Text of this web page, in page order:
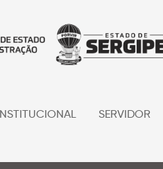
INSTITUCIONAL SERVIDOR